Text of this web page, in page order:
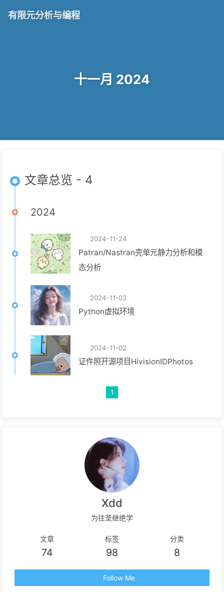
有限元分析与编程
十一月 2024
文章总览 - 4
2024
2024-11-24
Patran/Nastran壳单元静力分析和模
态分析
2024-11-03
Python虚拟环境
2024-11-02
证件照开源项目HivisionIDPhotos
1
Xdd
为往圣继绝学
文章
74
标签
98
分类
8
Follow Me